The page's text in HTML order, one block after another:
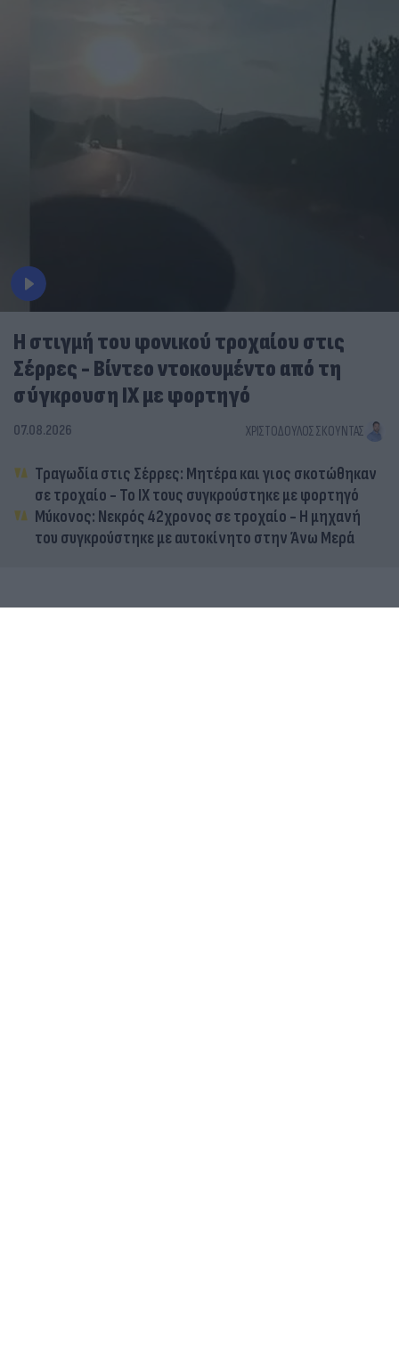
Η στιγμή του φονικού τροχαίου στις
Σέρρες - Βίντεο ντοκουμέντο από τη
σύγκρουση ΙΧ με φορτηγό
07.08.2026 ΧΡΙΣΤΌΔΟΥΛΟΣ ΣΚΟΎΝΤΑΣ
Τραγωδία στις Σέρρες: Μητέρα και γιος σκοτώθηκαν
σε τροχαίο - Το ΙΧ τους συγκρούστηκε με φορτηγό
Μύκονος: Νεκρός 42χρονος σε τροχαίο - Η μηχανή
του συγκρούστηκε με αυτοκίνητο στην Άνω Μερά